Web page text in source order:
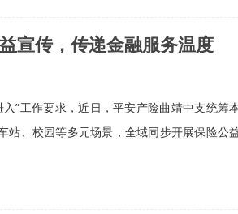
宣传，传递金融服务温度
”工作要求，近日，平安产险曲靖中支统筹
站、校园等多元场景，全域同步开展保险公